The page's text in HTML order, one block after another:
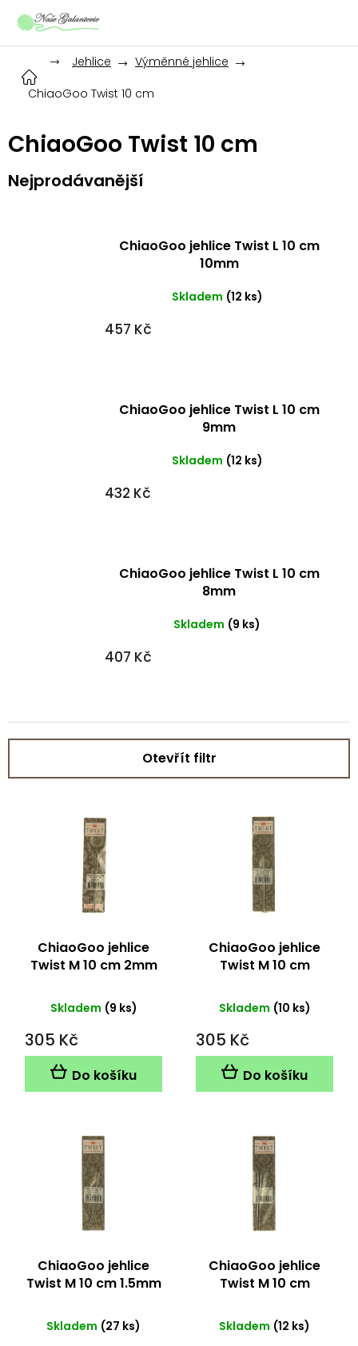
Jehlice
Výměnné jehlice
ChiaoGoo Twist 10 cm
ChiaoGoo Twist 10 cm
Nejprodávanější
ChiaoGoo jehlice Twist L 10 cm
10mm
Skladem (12 ks)
457 Kč
ChiaoGoo jehlice Twist L 10 cm
9mm
Skladem (12 ks)
432 Kč
ChiaoGoo jehlice Twist L 10 cm
8mm
Skladem (9 ks)
407 Kč
Otevřít filtr
ChiaoGoo jehlice
Twist M 10 cm 2mm
Skladem (9 ks)
305 Kč
Do košíku
ChiaoGoo jehlice
Twist M 10 cm
Skladem (10 ks)
305 Kč
Do košíku
ChiaoGoo jehlice
Twist M 10 cm 1.5mm
Skladem (27 ks)
ChiaoGoo jehlice
Twist M 10 cm
Skladem (12 ks)